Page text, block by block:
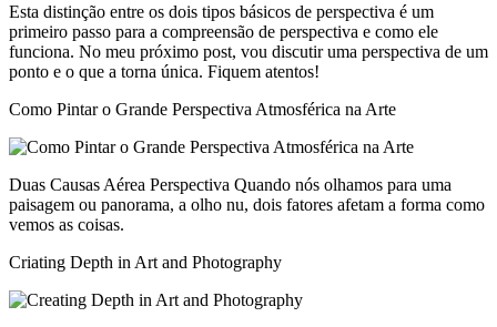
Esta distinção entre os dois tipos básicos de perspectiva é um
primeiro passo para a compreensão de perspectiva e como ele
funciona. No meu próximo post, vou discutir uma perspectiva de um
ponto e o que a torna única. Fiquem atentos!
Como Pintar o Grande Perspectiva Atmosférica na Arte
Duas Causas Aérea Perspectiva Quando nós olhamos para uma
paisagem ou panorama, a olho nu, dois fatores afetam a forma como
vemos as coisas.
Criating Depth in Art and Photography